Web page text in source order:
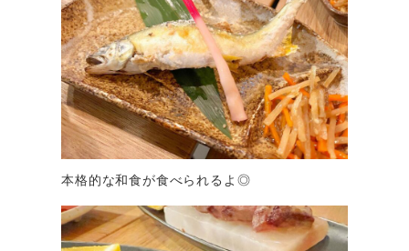
本格的な和食が食べられるよ◎